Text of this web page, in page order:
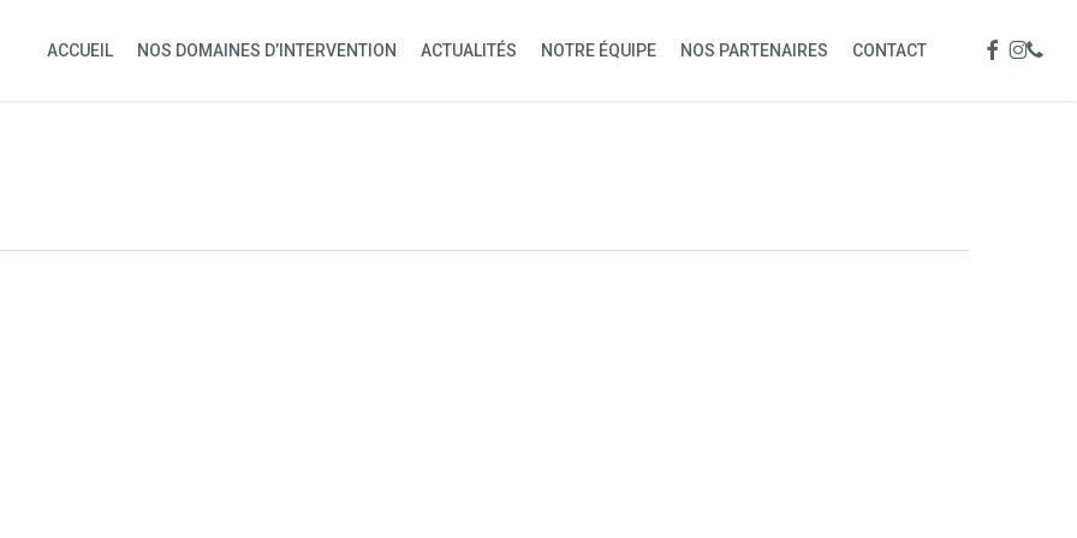
ACCUEIL NOS DOMAINES D’INTERVENTION ACTUALITÉS NOTRE ÉQUIPE NOS PARTENAIRES CONTACT FACEBOOK